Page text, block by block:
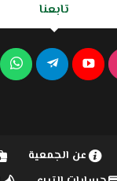
تابعنا
عن الجمعية